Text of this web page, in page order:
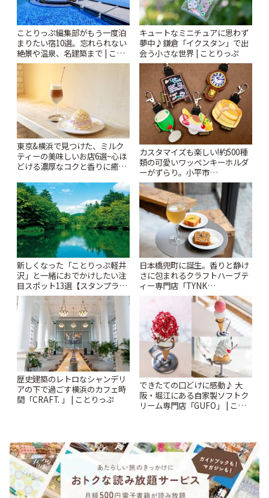
ことりっぷ編集部がもう一度泊
まりたい宿10選。忘れられない
絶景や温泉、名建築まで | こと
りっぷ
キュートなミニチュアに思わず
夢中♪鎌倉「イクスタン」で出
会う小さな世界 | ことりっぷ
東京&横浜で見つけた、ミルク
ティーの美味しいお店6選~心ほ
どける濃厚なコクと香りに癒や
ぷ
カスタマイズも楽しい!約500種
類の可愛いワッペンキーホルダ
ーがずらり。小平市
「Kimamaya T&K」 | ことりっ
ぷ
新しくなった「ことりっぷ軽井
沢」と一緒におでかけしたい注
目スポット13選【スタンプラリ
ー開催中】 | ことりっぷ
日本橋兜町に誕生。香りと静け
さに包まれるクラフトハーブテ
ィー専門店「TYNK
Kabutocho」 | ことりっぷ
歴史建築のレトロなシャンデリ
アの下で過ごす横浜のカフェ時
間「CRAFT. 」 | ことりっぷ
できたての口どけに感動♪ 大
阪・堀江にある自家製ソフトク
リーム専門店「GUFO」 | こと